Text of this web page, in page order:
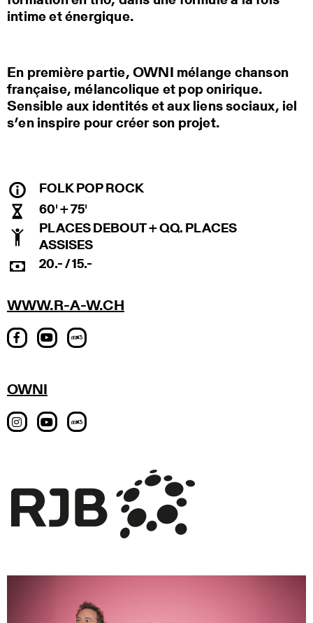
intime et énergique.
En première partie, OWNI mélange chanson
française, mélancolique et pop onirique.
Sensible aux identités et aux liens sociaux, iel
s’en inspire pour créer son projet.
FOLK POP ROCK
60' + 75'
PLACES DEBOUT + QQ. PLACES
ASSISES
20.- / 15.-
WWW.R-A-W.CH
OWNI